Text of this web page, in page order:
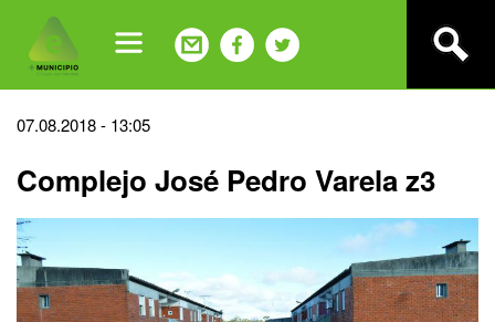
navigation
Back
top
07.08.2018 - 13:05
Complejo José Pedro Varela z3